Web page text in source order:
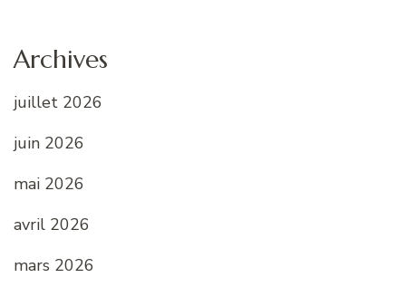
Archives
juillet 2026
juin 2026
mai 2026
avril 2026
mars 2026